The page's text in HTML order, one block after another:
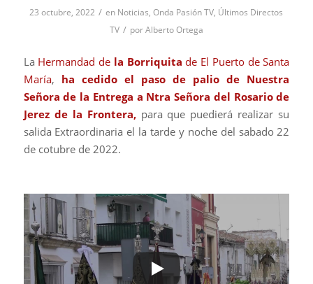
23 octubre, 2022 / en Noticias,Onda Pasión TV, Últimos Directos
TV / porAlberto Ortega
La Hermandad de la Borriquita de El Puerto de Santa
María, ha cedido el paso de palio de Nuestra
Señora de la Entrega a Ntra Señora del Rosario de
Jerez de la Frontera,para que puedierá realizar su
salida Extraordinaria el la tarde y noche del sabado 22
de cotubre de 2022.